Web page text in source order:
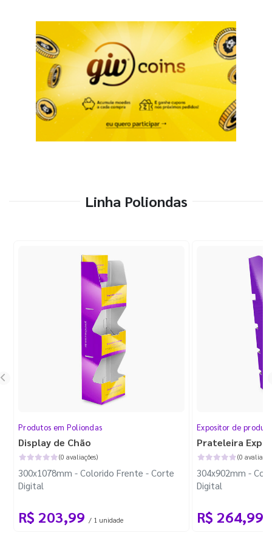
Linha Poliondas
Produtos em Poliondas
Display de Chão
(0 avaliações)
300x1078mm - Colorido Frente - Corte
Digital
R$ 203,99 / 1 unidade
Expositor de
Prateleira
(0
304x902mm -
Digital
R$ 264,99